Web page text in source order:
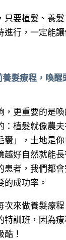
只要植髮、養
進行，一定能
養髮療程，喚醒
，更重要的是
：植髮就像農
囊」，土地是
越好自然就能長
患者，我們都
的成功率。
次來做養髮療
特訓班，因為
！